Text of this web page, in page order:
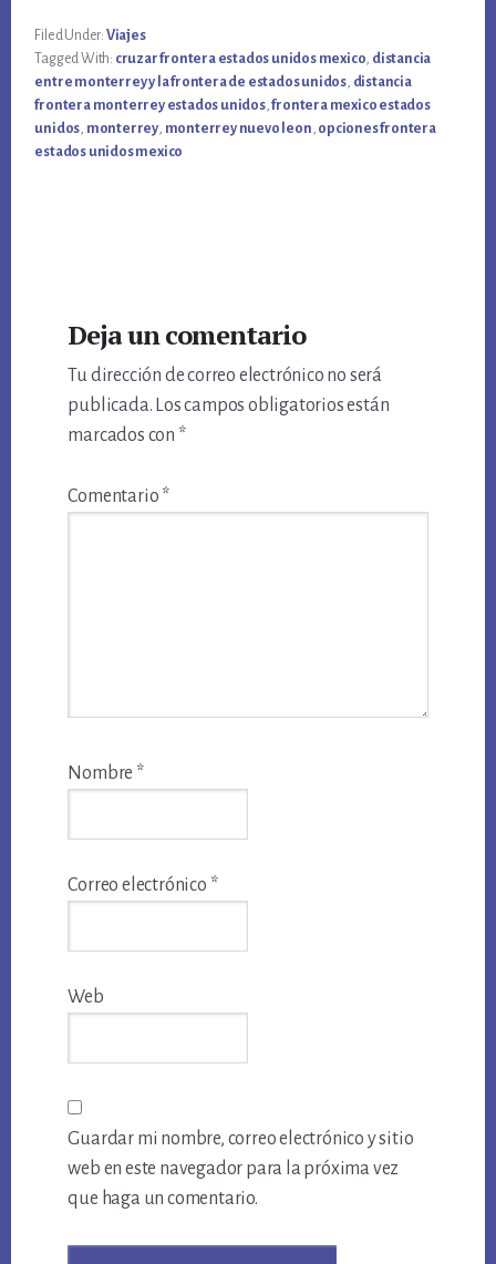
Filed Under: Viajes
Tagged With: cruzar frontera estados unidos mexico, distancia
entre monterrey y la frontera de estados unidos, distancia
frontera monterrey estados unidos,frontera mexico estados
unidos, monterrey, monterrey nuevo leon, opciones frontera
estados unidos mexico
Interactions
Deja un comentario
Tu dirección de correo electrónico no será
publicada. Los campos obligatorios están
marcados con *
Comentario *
Nombre *
Correo electrónico *
Web
Guardar mi nombre, correo electrónico y sitio
web en este navegador para la próxima vez
que haga un comentario.